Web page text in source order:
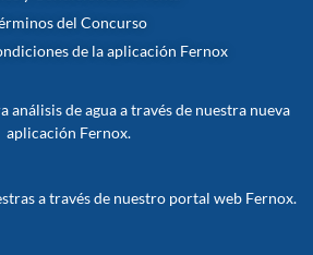
del Concurso
de la aplicación Fernox
análisis de agua a través de nuestra nueva
aplicación Fernox.
a través de nuestro portal web Fernox.